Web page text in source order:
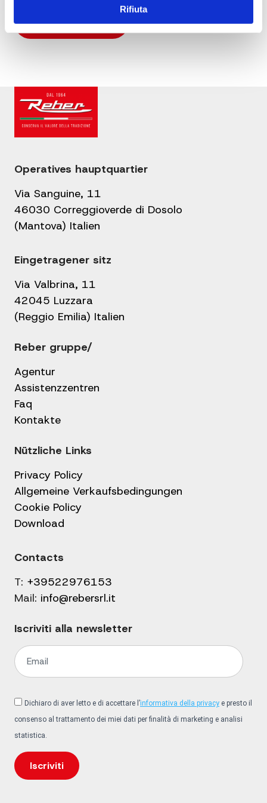
Rifiuta
Operatives hauptquartier
Via Sanguine, 11
46030 Correggioverde di Dosolo
(Mantova) Italien
Eingetragener sitz
Via Valbrina, 11
42045 Luzzara
(Reggio Emilia) Italien
Reber gruppe/
Agentur
Assistenzzentren
Faq
Kontakte
Nützliche Links
Privacy Policy
Allgemeine Verkaufsbedingungen
Cookie Policy
Download
Contacts
T: +39522976153
Mail: info@rebersrl.it
Iscriviti alla newsletter
Dichiaro di aver letto e di accettare l’informativa della privacy e presto il
consenso al trattamento dei miei dati per finalità di marketing e analisi
statistica.
Iscriviti